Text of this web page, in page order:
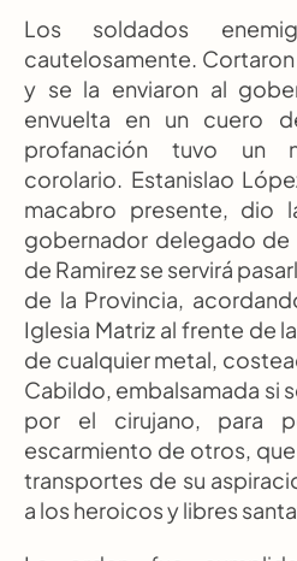
Los soldados
cautelosamente.
y se la enviaron al
envuelta en un cuero
profanación tuvo un
corolario. Estanislao
macabro presente, dio
gobernador delegado de
de Ramirez se servirá
de la Provincia,
Iglesia Matriz al frente de
de cualquier metal,
Cabildo, embalsamada si
por el cirujano, para
escarmiento de otros,
transportes de su
a los heroicos y libres